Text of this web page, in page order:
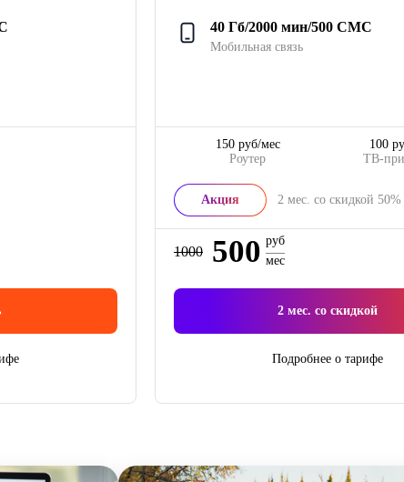
40 Гб/2000 мин/500 СМС
Мобильная связь
Роутер
150 руб/мес
ТВ-
100
Акция 2 мес. со скидкой 50%
1000 500 руб
мес
2 мес. со скидкой
Подробнее о тарифе